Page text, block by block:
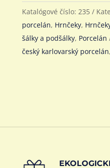
Katalógové číslo: 235
porcelán, Hrnčeky,
šálky a podšálky, Porcelán
český karlovarský porcelán,